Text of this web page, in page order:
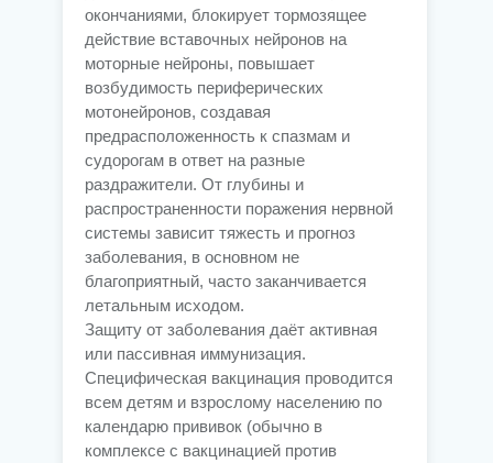
окончаниями, блокирует тормозящее
действие вставочных нейронов на
моторные нейроны, повышает
возбудимость периферических
мотонейронов, создавая
предрасположенность к спазмам и
судорогам в ответ на разные
раздражители. От глубины и
распространенности поражения нервной
системы зависит тяжесть и прогноз
заболевания, в основном не
благоприятный, часто заканчивается
летальным исходом.
Защиту от заболевания даёт активная
или пассивная иммунизация.
Специфическая вакцинация проводится
всем детям и взрослому населению по
календарю прививок (обычно в
комплексе с вакцинацией против